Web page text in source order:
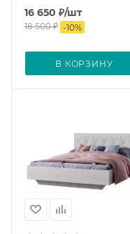
16 650 ₽/шт
18 500₽ -10%
В КОРЗИНУ